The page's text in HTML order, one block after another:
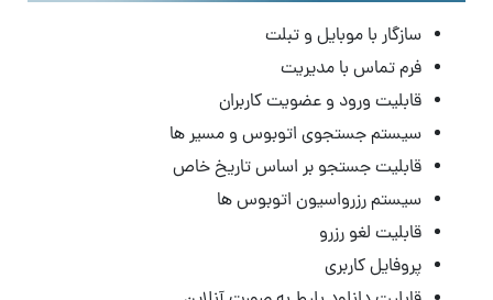
سازگار با موبایل و تبلت
فرم تماس با مدیریت
قابلیت ورود و عضویت کاربران
سیستم جستجوی اتوبوس و مسیر ها
قابلیت جستجو بر اساس تاریخ خاص
سیستم رزرواسیون اتوبوس ها
قابلیت لغو رزرو
پروفایل کاربری